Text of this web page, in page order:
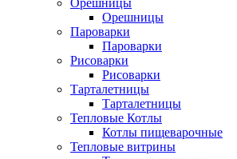
Орешницы
Орешницы
Пароварки
Пароварки
Рисоварки
Рисоварки
Тарталетницы
Тарталетницы
Тепловые Котлы
Котлы пищеварочные
Тепловые витрины